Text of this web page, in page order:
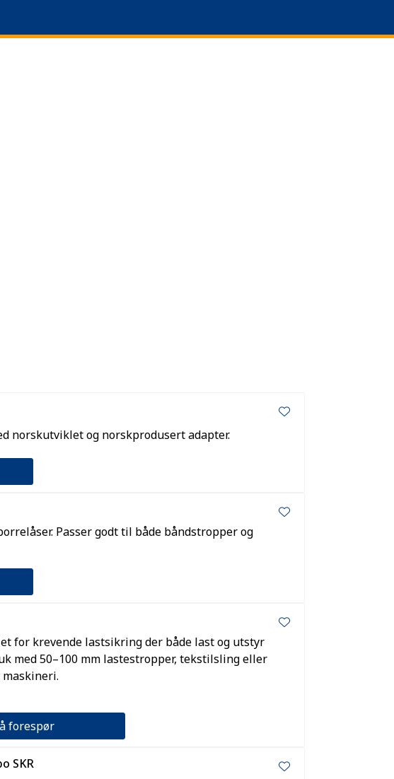
norskutviklet og norskprodusert adapter.
Passer godt til både båndstropper og
for krevende lastsikring der både last og utstyr
med 50–100 mm lastestropper, tekstilsling eller
forespør
SKR